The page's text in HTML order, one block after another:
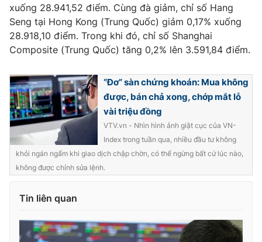
xuống 28.941,52 điểm. Cùng đà giảm, chỉ số Hang
Seng tại Hong Kong (Trung Quốc) giảm 0,17% xuống
28.918,10 điểm. Trong khi đó, chỉ số Shanghai
Composite (Trung Quốc) tăng 0,2% lên 3.591,84 điểm.
“Đơ” sàn chứng khoán: Mua không
được, bán chả xong, chớp mắt lỗ
vài triệu đồng
VTV.vn - Nhìn hình ảnh giật cục của VN-
Index trong tuần qua, nhiều đầu tư không
khỏi ngán ngẩm khi giao dịch chập chờn, có thể ngừng bất cứ lúc nào,
không được chỉnh sửa lệnh.
Tin liên quan